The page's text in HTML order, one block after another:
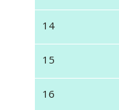
14
15
16